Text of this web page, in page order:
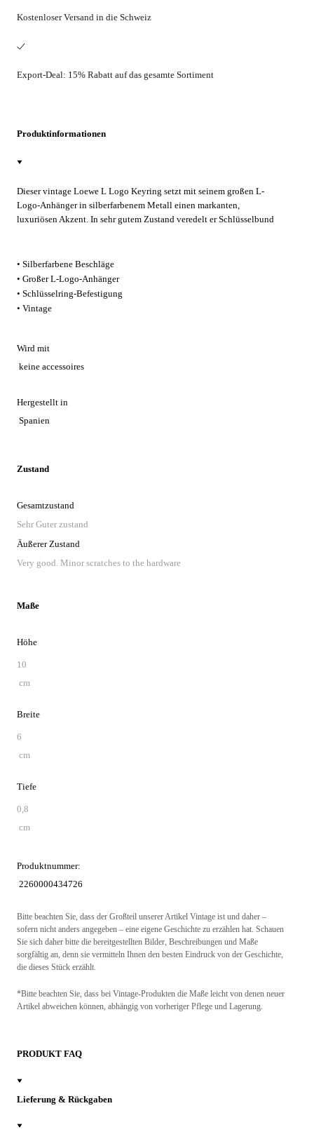
Kostenloser Versand in die Schweiz
Export-Deal: 15% Rabatt auf das gesamte Sortiment
Produktinformationen
Dieser vintage Loewe L Logo Keyring setzt mit seinem großen L-
Logo-Anhänger in silberfarbenem Metall einen markanten,
luxuriösen Akzent. In sehr gutem Zustand veredelt er Schlüsselbund
– ein authentisches Loewe-Detail für den täglichen Einsatz.
• Silberfarbene Beschläge
• Großer L-Logo-Anhänger
• Schlüsselring-Befestigung
• Vintage
Wird mit
keine accessoires
Hergestellt in
Spanien
Zustand
Gesamtzustand
Sehr Guter zustand
Äußerer Zustand
Very good. Minor scratches to the hardware
Maße
Höhe
10
cm
Breite
6
cm
Tiefe
0,8
cm
Produktnummer:
2260000434726
Bitte beachten Sie, dass der Großteil unserer Artikel Vintage ist und daher –
sofern nicht anders angegeben – eine eigene Geschichte zu erzählen hat. Schauen
Sie sich daher bitte die bereitgestellten Bilder, Beschreibungen und Maße
sorgfältig an, denn sie vermitteln Ihnen den besten Eindruck von der Geschichte,
die dieses Stück erzählt.
*Bitte beachten Sie, dass bei Vintage-Produkten die Maße leicht von denen neuer
Artikel abweichen können, abhängig von vorheriger Pflege und Lagerung.
PRODUKT FAQ
Lieferung & Rückgaben